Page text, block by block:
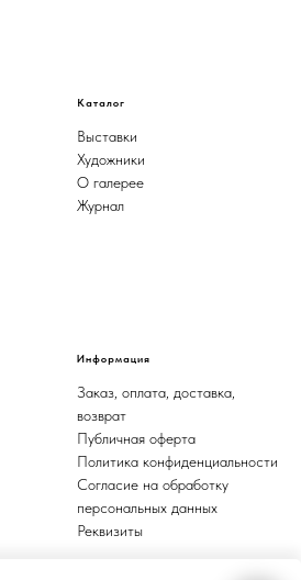
Каталог
Выставки
Художники
О галерее
Журнал
Информация
Заказ, оплата, доставка,
возврат
Публичная оферта
Политика конфиденциальности
Согласие на обработку
персональных данных
Реквизиты